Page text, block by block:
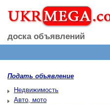
доска объявлений
Подать объявление
Недвижимость
Авто, мото